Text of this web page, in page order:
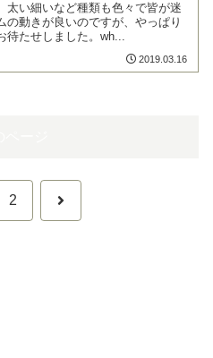
太い細いなど種類も色々で皆が迷
の動きが良いのですが、やっぱり
待たせしました。wh...
2019.03.16
2 次